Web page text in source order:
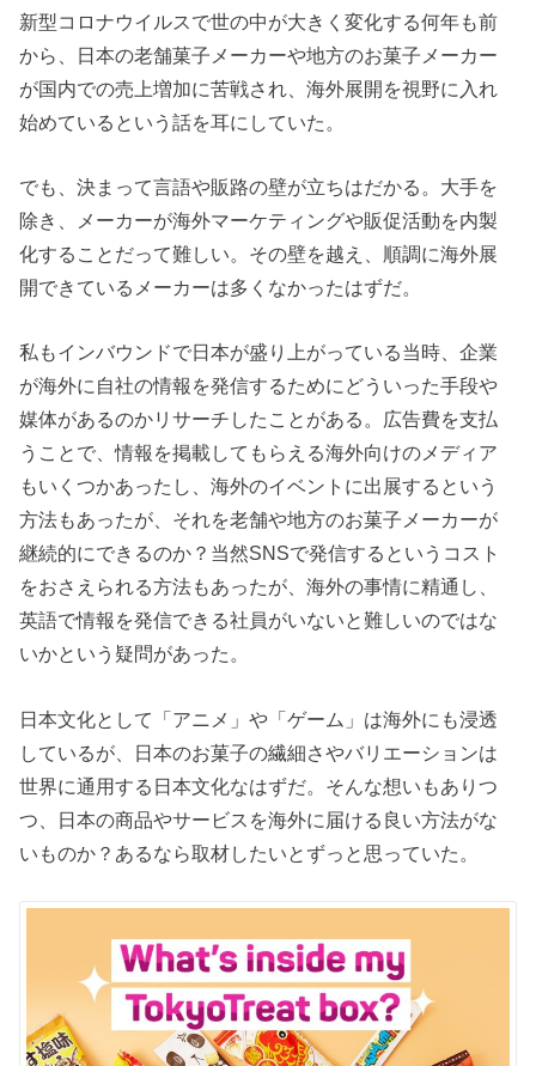
新型コロナウイルスで世の中が大きく変化する何年も前
から、日本の老舗菓子メーカーや地方のお菓子メーカー
が国内での売上増加に苦戦され、海外展開を視野に入れ
始めているという話を耳にしていた。
でも、決まって言語や販路の壁が立ちはだかる。大手を
除き、メーカーが海外マーケティングや販促活動を内製
化することだって難しい。その壁を越え、順調に海外展
開できているメーカーは多くなかったはずだ。
私もインバウンドで日本が盛り上がっている当時、企業
が海外に自社の情報を発信するためにどういった手段や
媒体があるのかリサーチしたことがある。広告費を支払
うことで、情報を掲載してもらえる海外向けのメディア
もいくつかあったし、海外のイベントに出展するという
方法もあったが、それを老舗や地方のお菓子メーカーが
継続的にできるのか？当然SNSで発信するというコスト
をおさえられる方法もあったが、海外の事情に精通し、
英語で情報を発信できる社員がいないと難しいのではな
いかという疑問があった。
日本文化として「アニメ」や「ゲーム」は海外にも浸透
しているが、日本のお菓子の繊細さやバリエーションは
世界に通用する日本文化なはずだ。そんな想いもありつ
つ、日本の商品やサービスを海外に届ける良い方法がな
いものか？あるなら取材したいとずっと思っていた。